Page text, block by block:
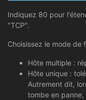
Indiquez 80 pour
"TCP".
Choisissez le mode de
Hôte multiple :
Hôte unique :
Autrement dit,
tombe en